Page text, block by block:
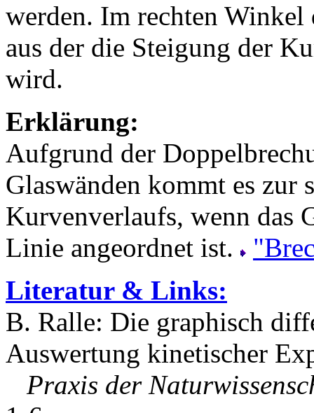
werden. Im rechten
aus der die Steigung der
wird.
Erklärung:
Aufgrund der
Glaswänden kommt es zur
Kurvenverlaufs, wenn das
Linie angeordnet ist.
Literatur & Links:
B. Ralle: Die graphisch
Auswertung kinetischer
Praxis der